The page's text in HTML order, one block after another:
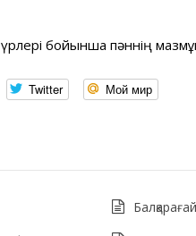
бойынша пәннің
Twitter Мой мир